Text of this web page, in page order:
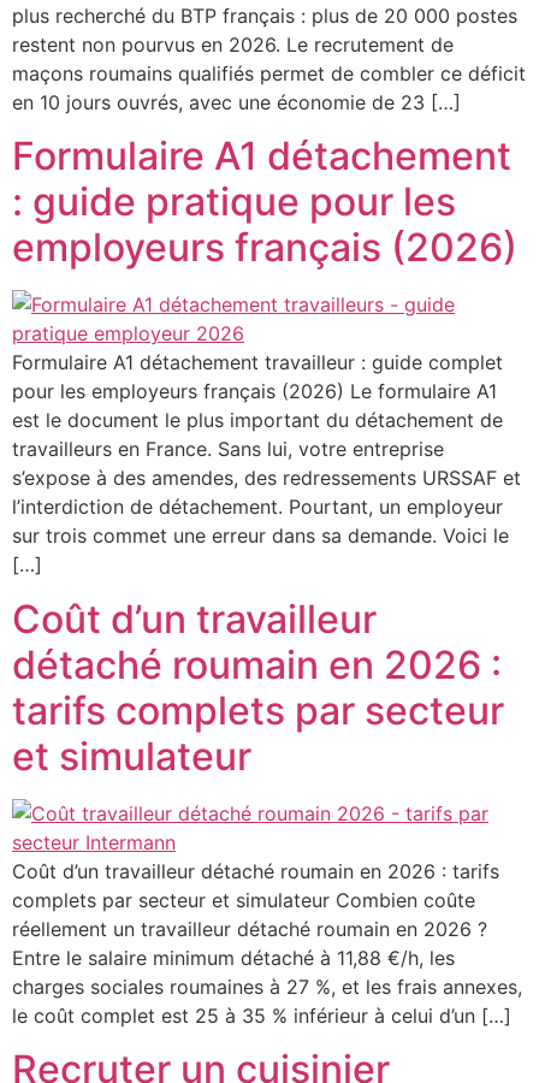
plus recherché du BTP français : plus de 20 000 postes
restent non pourvus en 2026. Le recrutement de
maçons roumains qualifiés permet de combler ce déficit
en 10 jours ouvrés, avec une économie de 23 […]
Formulaire A1 détachement
: guide pratique pour les
employeurs français (2026)
Formulaire A1 détachement travailleur : guide complet
pour les employeurs français (2026) Le formulaire A1
est le document le plus important du détachement de
travailleurs en France. Sans lui, votre entreprise
s’expose à des amendes, des redressements URSSAF et
l’interdiction de détachement. Pourtant, un employeur
sur trois commet une erreur dans sa demande. Voici le
[…]
Coût d’un travailleur
détaché roumain en 2026 :
tarifs complets par secteur
et simulateur
Coût d’un travailleur détaché roumain en 2026 : tarifs
complets par secteur et simulateur Combien coûte
réellement un travailleur détaché roumain en 2026 ?
Entre le salaire minimum détaché à 11,88 €/h, les
charges sociales roumaines à 27 %, et les frais annexes,
le coût complet est 25 à 35 % inférieur à celui d’un […]
Recruter un cuisinier